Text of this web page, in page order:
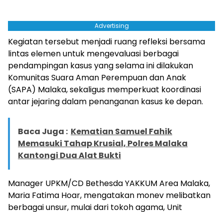
Advertising
Kegiatan tersebut menjadi ruang refleksi bersama
lintas elemen untuk mengevaluasi berbagai
pendampingan kasus yang selama ini dilakukan
Komunitas Suara Aman Perempuan dan Anak
(SAPA) Malaka, sekaligus memperkuat koordinasi
antar jejaring dalam penanganan kasus ke depan.
Baca Juga : Kematian Samuel Fahik
Memasuki Tahap Krusial, Polres Malaka
Kantongi Dua Alat Bukti
Manager UPKM/CD Bethesda YAKKUM Area Malaka,
Maria Fatima Hoar, mengatakan monev melibatkan
berbagai unsur, mulai dari tokoh agama, Unit